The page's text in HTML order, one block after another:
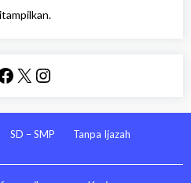
X Instagram
SD – SMP Tanpa Ijazah